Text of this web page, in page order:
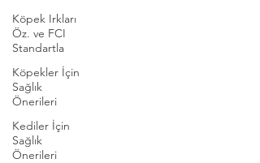
Köpek Irkları
Öz. ve FCI
Standartla
Köpekler İçin
Sağlık
Önerileri
Kediler İçin
Sağlık
Önerileri